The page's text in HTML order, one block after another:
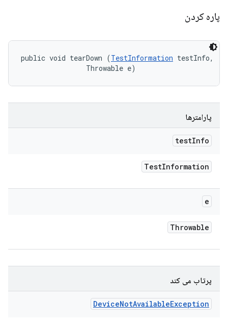
پاره کردن
public void tearDown (TestInformation testInfo,
                Throwable e)
پارامترها
testInfo
TestInformation
e
Throwable
پرتاب می کند
DeviceNotAvailableException